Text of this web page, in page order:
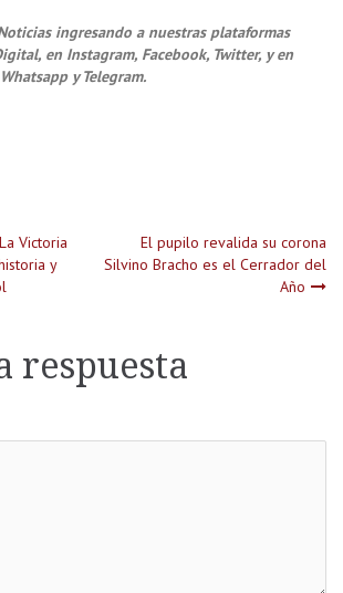
ingresando a nuestras plataformas
en Instagram, Facebook, Twitter, y en
y Telegram.
Victoria
y
El pupilo revalida su corona
Silvino Bracho es el Cerrador del
Año
respuesta